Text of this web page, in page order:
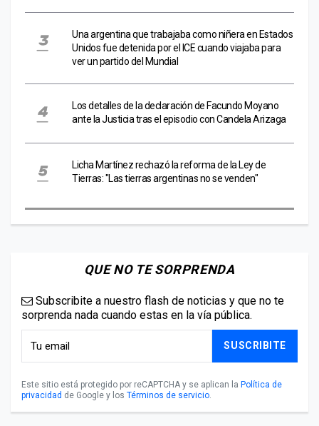
Una argentina que trabajaba como niñera en Estados
Unidos fue detenida por el ICE cuando viajaba para
ver un partido del Mundial
Los detalles de la declaración de Facundo Moyano
ante la Justicia tras el episodio con Candela Arizaga
Licha Martínez rechazó la reforma de la Ley de
Tierras: "Las tierras argentinas no se venden"
QUE NO TE SORPRENDA
Subscribite a nuestro flash de noticias y que no te
sorprenda nada cuando estas en la vía pública.
SUSCRIBITE
Este sitio está protegido por reCAPTCHA y se aplican la Política de
privacidad de Google y los Términos de servicio.